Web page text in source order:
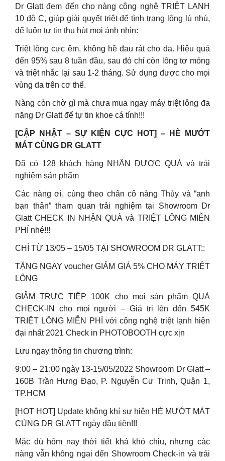
Dr Glatt đem đến cho nàng công nghệ TRIỆT LẠNH
10 độ C, giúp giải quyết triệt để tình trạng lông lú nhú,
để luôn tự tin thu hút mọi ánh nhìn:
Triệt lông cực êm, không hề đau rát cho da. Hiệu quả
đến 95% sau 8 tuần đầu, sau đó chỉ còn lông tơ mỏng
và triệt nhắc lại sau 1-2 tháng. Sử dụng được cho mọi
vùng da trên cơ thể.
Nàng còn chờ gì mà chưa mua ngay máy triệt lông đa
năng Dr Glatt để tự tin khoe cá tính!!!
[CẬP NHẬT – SỰ KIỆN CỰC HOT] – HÈ MƯỚT
MÁT CÙNG DR GLATT
Đã có 128 khách hàng NHẬN ĐƯỢC QUÀ và trải
nghiệm sản phẩm
Các nàng ơi, cùng theo chân cô nàng Thủy và “anh
bạn thân” tham quan trải nghiệm tại Showroom Dr
Glatt CHECK IN NHẬN QUÀ và TRIỆT LÔNG MIỄN
PHÍ nhé!!!
CHỈ TỪ 13/05 – 15/05 TẠI SHOWROOM DR GLATT::
TẶNG NGAY voucher GIẢM GIÁ 5% CHO MÁY TRIỆT
LÔNG
GIẢM TRỰC TIẾP 100K cho mọi sản phẩm QUÀ
CHECK-IN cho mọi người – Giá trị lên đến 545K
TRIỆT LÔNG MIỄN PHÍ với công nghệ triệt lạnh hiện
đại nhất 2021 Check in PHOTOBOOTH cực xịn
Lưu ngay thông tin chương trình:
9:00 – 21:00 ngày 13-15/05/2022 Showroom Dr Glatt –
160B Trần Hưng Đạo, P. Nguyễn Cư Trinh, Quận 1,
TP.HCM
[HOT HOT] Update không khí sự hiện HÈ MƯỚT MÁT
CÙNG DR GLATT ngày đầu tiên!!!
Mặc dù hôm nay thời tiết khá khó chịu, nhưng các
nàng vẫn không ngại đến Showroom Check-in và trải